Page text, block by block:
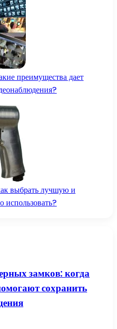
преимущества дает
выбрать лучшую и
использовать?
замков: когда
сохранить